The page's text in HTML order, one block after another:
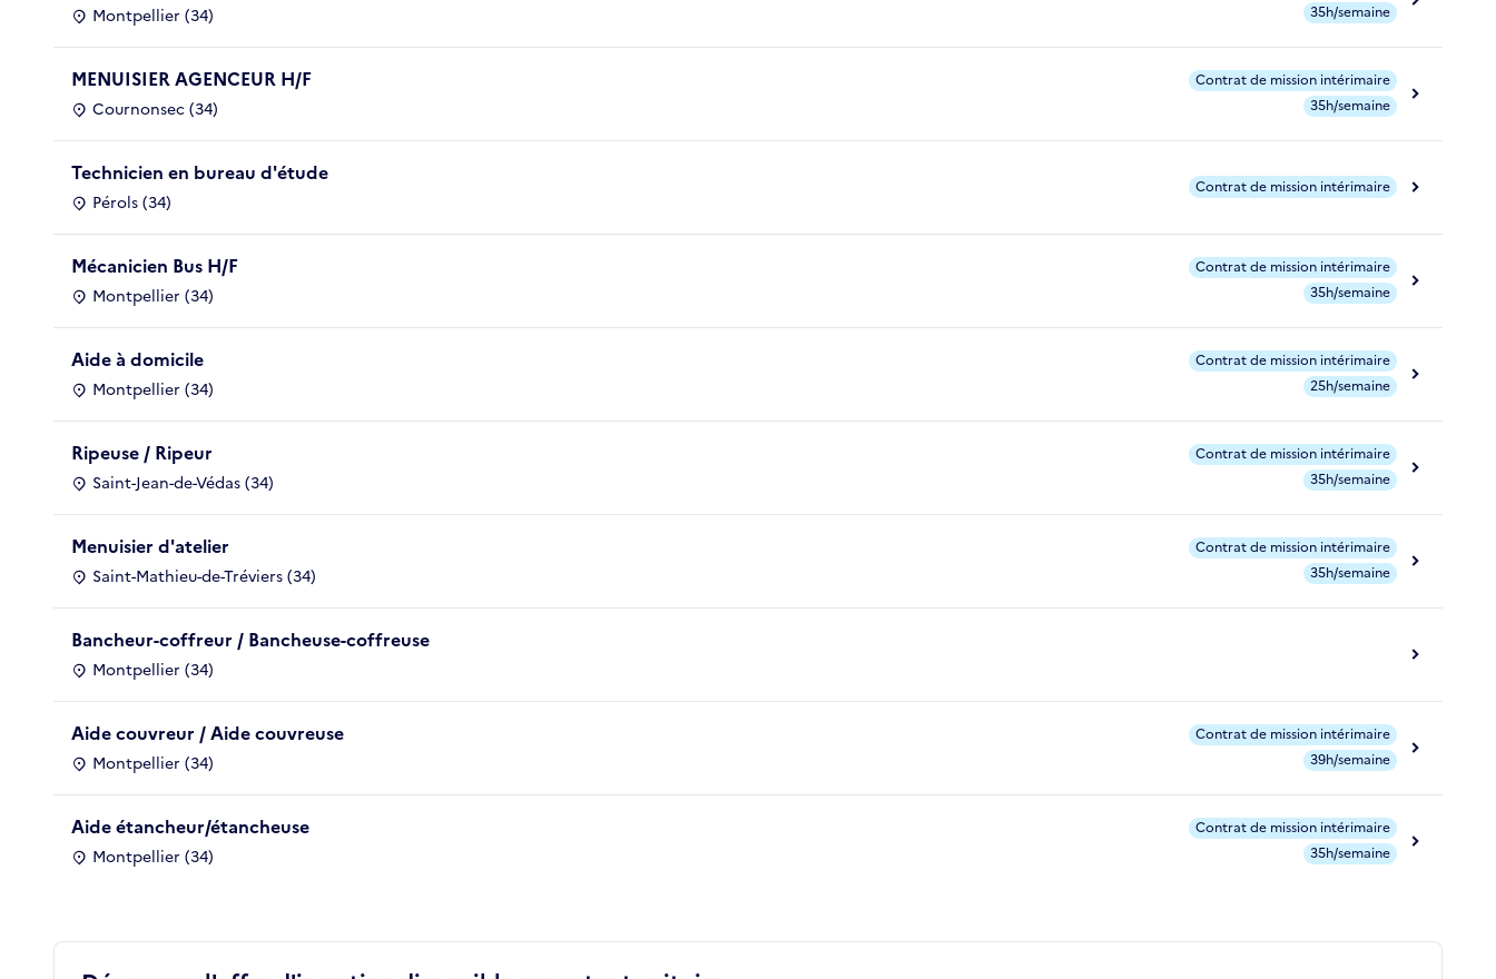
Montpellier (34)
35h/semaine
MENUISIER AGENCEUR H/F
Cournonsec (34)
Contrat de mission intérimaire
35h/semaine
Technicien en bureau d'étude
Pérols (34)
Contrat de mission intérimaire
Mécanicien Bus H/F
Montpellier (34)
Contrat de mission intérimaire
35h/semaine
Aide à domicile
Montpellier (34)
Contrat de mission intérimaire
25h/semaine
Ripeuse / Ripeur
Saint-Jean-de-Védas (34)
Contrat de mission intérimaire
35h/semaine
Menuisier d'atelier
Saint-Mathieu-de-Tréviers (34)
Contrat de mission intérimaire
35h/semaine
Bancheur-coffreur / Bancheuse-coffreuse
Montpellier (34)
Aide couvreur / Aide couvreuse
Montpellier (34)
Contrat de mission intérimaire
39h/semaine
Aide étancheur/étancheuse
Montpellier (34)
Contrat de mission intérimaire
35h/semaine